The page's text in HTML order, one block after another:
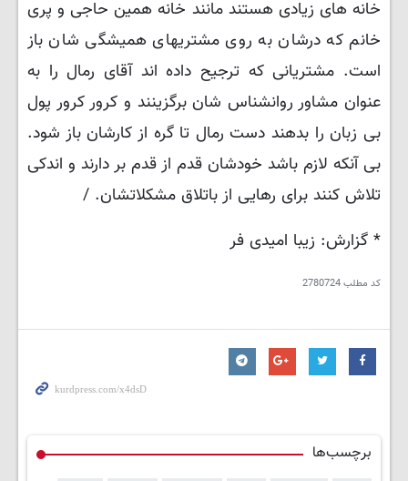
خانه های زیادی هستند مانند خانه همین حاجی و پری
خانم که درشان به روی مشتریهای همیشگی شان باز
است. مشتریانی که ترجیح داده اند آقای رمال را به
عنوان مشاور روانشناس شان برگزینند و کرور کرور پول
بی زبان را بدهند دست رمال تا گره از کارشان باز شود.
بی آنکه لازم باشد خودشان قدم از قدم بر دارند و اندکی
تلاش کنند برای رهایی از باتلاق مشکلاتشان. /
* گزارش: زیبا امیدی فر
کد مطلب2780724
برچسب‌ها